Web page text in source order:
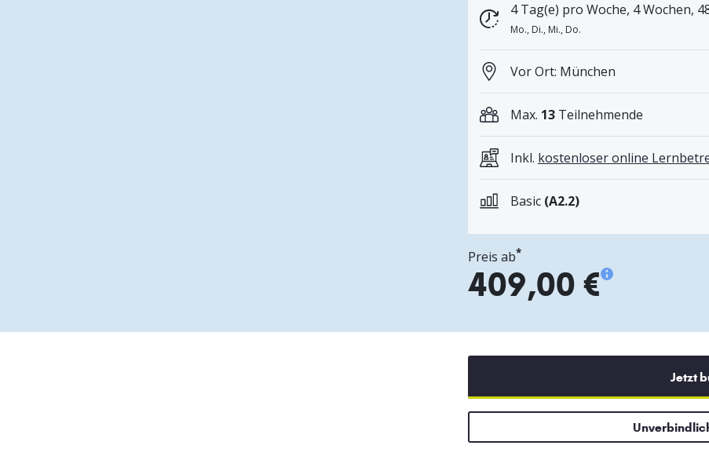
4 Tag(e) pro Woche, 4 Wochen,
Mo., Di., Mi., Do.
Vor Ort: München
Max. 13Teilnehmende
Inkl. kostenloser online
Basic (A2.2)
Preis ab*
409,00 €
Jetzt